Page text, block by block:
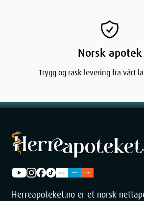
Norsk apotek
Trygg og rask levering fra vårt
Herreapoteket.no er et norsk